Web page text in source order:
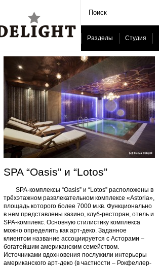
Разделы Студия
SPA “Oasis” и “Lotos”
SPA-комплексы “Oasis” и “Lotos” расположены в
трёхэтажном развлекательном комплексе «Astoria»,
площадь которого более 7000 м.кв. Функционально
в нем представлены казино, клуб-ресторан, отель и
SPA-комплекс. Основную стилистику комплекса
можно определить как арт-деко. Заданное
клиентом название ассоциируется с Асторами –
богатейшим американским семейством.
Источниками вдохновения послужили интерьеры
американского арт-деко (в частности – Рокфеллер-